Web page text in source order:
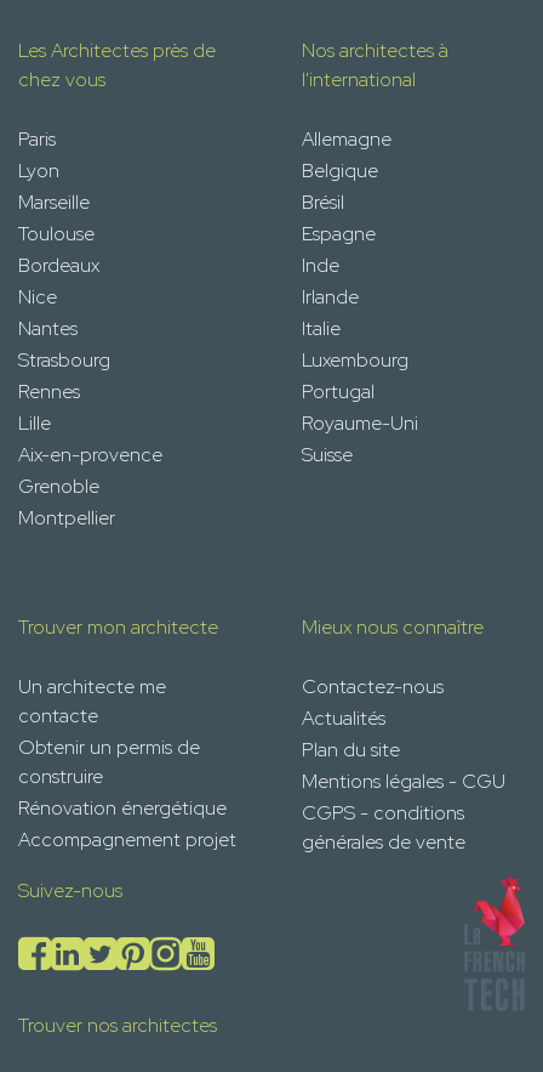
Les Architectes près de
chez vous
Paris
Lyon
Marseille
Toulouse
Bordeaux
Nice
Nantes
Strasbourg
Rennes
Lille
Aix-en-provence
Grenoble
Montpellier
Nos architectes à
l'international
Allemagne
Belgique
Brésil
Espagne
Inde
Irlande
Italie
Luxembourg
Portugal
Royaume-Uni
Suisse
Trouver mon architecte
Un architecte me
contacte
Obtenir un permis de
construire
Rénovation énergétique
Accompagnement projet
Mieux nous connaître
Contactez-nous
Actualités
Plan du site
Mentions légales - CGU
CGPS - conditions
générales de vente
Suivez-nous
Trouver nos architectes